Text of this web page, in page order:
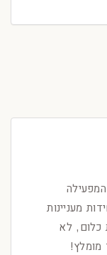
המפעילה
מעניינות
כלום, לא